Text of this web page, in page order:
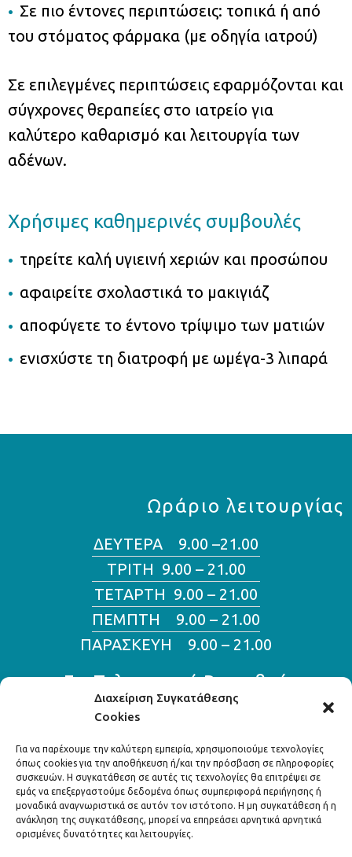
Διαχείριση Συγκατάθεσης
Cookies
Για να παρέχουμε την καλύτερη εμπειρία, χρησιμοποιούμε τεχνολογίες
όπως cookies για την αποθήκευση ή/και την πρόσβαση σε πληροφορίες
συσκευών. Η συγκατάθεση σε αυτές τις τεχνολογίες θα επιτρέψει σε
εμάς να επεξεργαστούμε δεδομένα όπως συμπεριφορά περιήγησης ή
μοναδικά αναγνωριστικά σε αυτόν τον ιστότοπο. Η μη συγκατάθεση ή η
ανάκληση της συγκατάθεσης, μπορεί να επηρεάσει αρνητικά αρνητικά
ορισμένες δυνατότητες και λειτουργίες.
Σε πιο έντονες περιπτώσεις: τοπικά ή από
του στόματος φάρμακα (με οδηγία ιατρού)
Σε επιλεγμένες περιπτώσεις εφαρμόζονται και
σύγχρονες θεραπείες στο ιατρείο για
καλύτερο καθαρισμό και λειτουργία των
αδένων.
Χρήσιμες καθημερινές συμβουλές
τηρείτε καλή υγιεινή χεριών και προσώπου
αφαιρείτε σχολαστικά το μακιγιάζ
αποφύγετε το έντονο τρίψιμο των ματιών
ενισχύστε τη διατροφή με ωμέγα-3 λιπαρά
Ωράριο λειτουργίας
ΔΕΥΤΕΡΑ 9.00 –21.00
ΤΡΙΤΗ 9.00 – 21.00
ΤΕΤΑΡΤΗ 9.00 – 21.00
ΠΕΜΠΤΗ 9.00 – 21.00
ΠΑΡΑΣΚΕΥΗ 9.00 – 21.00
Για Τηλεφωνικά Ραντεβού
210 800 11 70
210 800 11 46
Διεύθυνση:
Λ. Κηφισίας 324,
Κηφισιά 145 63